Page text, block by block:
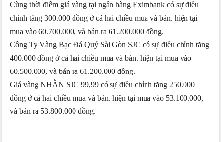
Cùng thời điểm giá vàng tại ngân hàng Eximbank có sự điều
chỉnh tăng 300.000 đồng ở cả hai chiều mua và bán. hiện tại
mua vào 60.700.000, và bán ra 61.200.000 đồng.
Công Ty Vàng Bạc Đá Quý Sài Gòn SJC có sự điều chỉnh tăng
400.000 đồng ở cả hai chiều mua và bán. hiện tại mua vào
60.500.000, và bán ra 61.200.000 đồng.
Giá vàng NHẪN SJC 99,99 có sự điều chỉnh tăng 250.000
đồng ở cả hai chiều mua và bán. hiện tại mua vào 53.100.000,
và bán ra 53.800.000 đồng.